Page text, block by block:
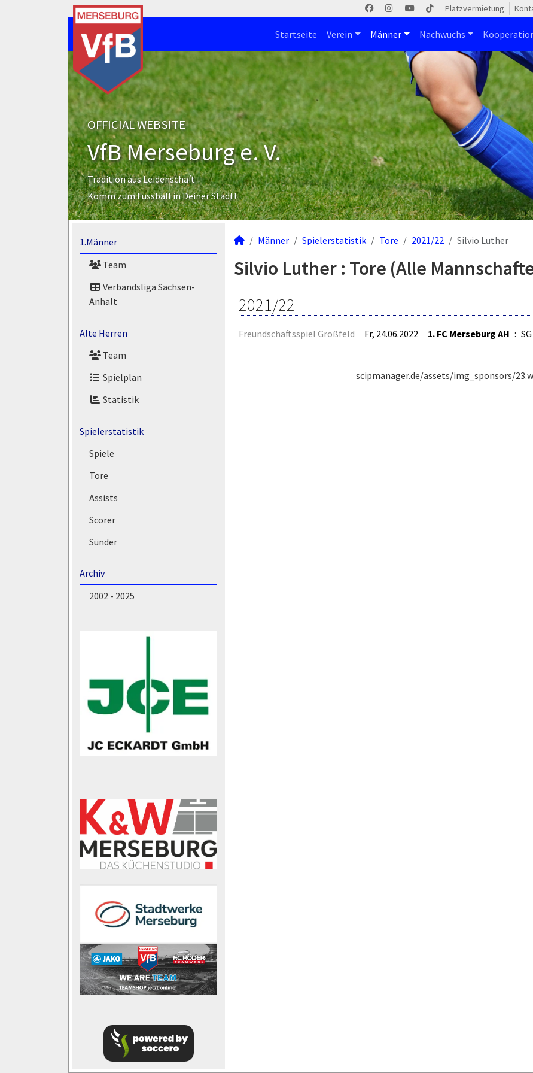
Platzvermietung
Startseite Verein Männer Nachwuchs
OFFICIAL WEBSITE
VfB Merseburg e. V.
Tradition aus Leidenschaft
Komm zum Fussball in Deiner Stadt!
1.Männer
Team
Verbandsliga Sachsen-
Anhalt
Alte Herren
Team
Spielplan
Statistik
Spielerstatistik
Spiele
Tore
Assists
Scorer
Sünder
Archiv
2002 - 2025
Männer Spielerstatistik Tore 2021/22 Silvio Luther
Silvio Luther : Tore (Alle
2021/22
Freundschaftsspiel Großfeld Fr, 24.06.2022 1. FC Merseburg AH :
scipmanager.de/assets/img_sponsors/